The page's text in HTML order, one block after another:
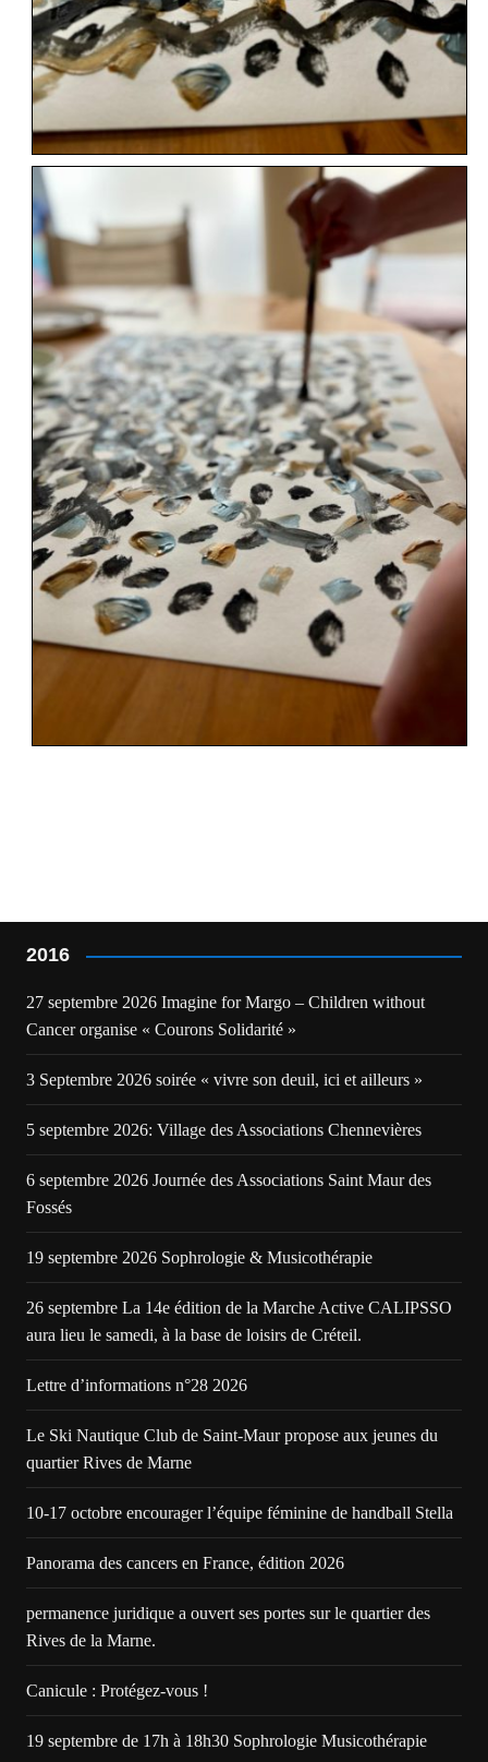
2016
27 septembre 2026 Imagine for Margo – Children without
Cancer organise « Courons Solidarité »
3 Septembre 2026 soirée « vivre son deuil, ici et ailleurs »
5 septembre 2026: Village des Associations Chennevières
6 septembre 2026 Journée des Associations Saint Maur des
Fossés
19 septembre 2026 Sophrologie & Musicothérapie
26 septembre La 14e édition de la Marche Active CALIPSSO
aura lieu le samedi, à la base de loisirs de Créteil.
Lettre d’informations n°28 2026
Le Ski Nautique Club de Saint-Maur propose aux jeunes du
quartier Rives de Marne
10-17 octobre encourager l’équipe féminine de handball Stella
Panorama des cancers en France, édition 2026
permanence juridique a ouvert ses portes sur le quartier des
Rives de la Marne.
Canicule : Protégez-vous !
19 septembre de 17h à 18h30 Sophrologie Musicothérapie